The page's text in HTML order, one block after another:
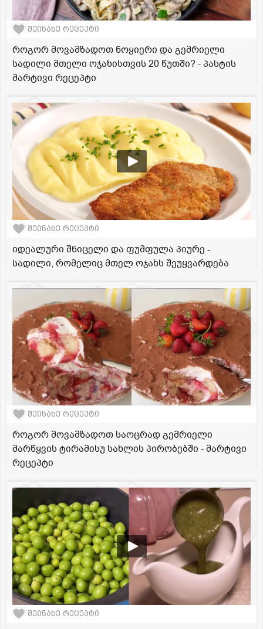
შეინახე რეცეპტი
როგორ მოვამზადოთ ნოყიერი და გემრიელი
სადილი მთელი ოჯახისთვის 20 წუთში? - პასტის
მარტივი რეცეპტი
შეინახე რეცეპტი
იდეალური შნიცელი და ფუმფულა პიურე -
სადილი, რომელიც მთელ ოჯახს შეუყვარდება
შეინახე რეცეპტი
როგორ მოვამზადოთ საოცრად გემრიელი
მარწყვის ტირამისუ სახლის პირობებში - მარტივი
რეცეპტი
შეინახე რეცეპტი